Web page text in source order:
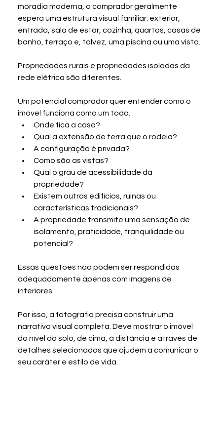
moradia moderna, o comprador geralmente
espera uma estrutura visual familiar: exterior,
entrada, sala de estar, cozinha, quartos, casas de
banho, terraço e, talvez, uma piscina ou uma vista.
Propriedades rurais e propriedades isoladas da
rede elétrica são diferentes.
Um potencial comprador quer entender como o
imóvel funciona como um todo.
Onde fica a casa?
Qual a extensão de terra que o rodeia?
A configuração é privada?
Como são as vistas?
Qual o grau de acessibilidade da
propriedade?
Existem outros edifícios, ruínas ou
características tradicionais?
A propriedade transmite uma sensação de
isolamento, praticidade, tranquilidade ou
potencial?
Essas questões não podem ser respondidas
adequadamente apenas com imagens de
interiores.
Por isso, a fotografia precisa construir uma
narrativa visual completa. Deve mostrar o imóvel
do nível do solo, de cima, à distância e através de
detalhes selecionados que ajudem a comunicar o
seu caráter e estilo de vida.